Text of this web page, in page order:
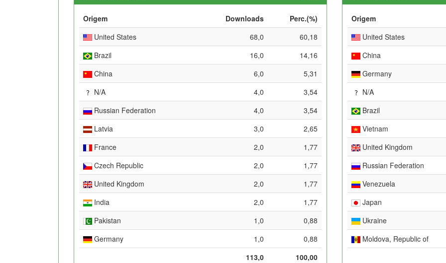
Origem Downloads
Perc.(%)
United States
68,0
60,18
Brazil
16,0
14,16
China
6,0
5,31
N/A
4,0
3,54
Russian Federation
4,0
3,54
Latvia
3,0
2,65
France
2,0
1,77
Czech Republic
2,0
1,77
United Kingdom
2,0
1,77
India
2,0
1,77
Pakistan
1,0
0,88
Germany
1,0
0,88
113,0
100,00
Origem
United States
China
Germany
N/A
Brazil
Vietnam
United Kingdom
Russian Federation
Venezuela
Japan
Ukraine
Moldova, Republic of